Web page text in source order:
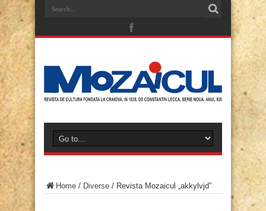
Home / Diverse / Revista Mozaicul „akkylvjd”